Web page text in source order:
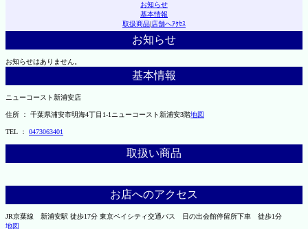
お知らせ
基本情報
取扱商品|店舗へｱｸｾｽ
お知らせ
お知らせはありません。
基本情報
ニューコースト新浦安店
住所 ： 千葉県浦安市明海4丁目1-1ニューコースト新浦安3階地図
TEL ： 0473063401
取扱い商品
お店へのアクセス
JR京葉線 新浦安駅 徒歩17分 東京ベイシティ交通バス 日の出会館停留所下車 徒歩1分
地図